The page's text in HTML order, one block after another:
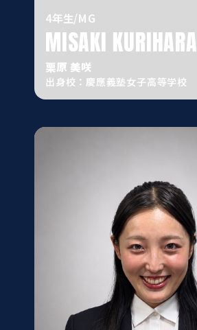
4年生/MG
MISAKI KURIHARA
栗原 美咲
出身校：慶應義塾女子高等学校